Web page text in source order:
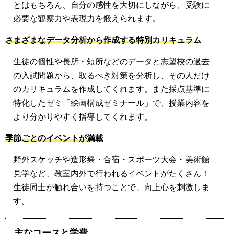
とはもちろん、自分の感性を大切にしながら、受験に
必要な観察力や表現力を鍛えられます。
さまざまなデータ分析から作成する特別カリキュラム
生徒の個性や長所・短所などのデータと志望校の過去
の入試問題から、取るべき対策を分析し、その人だけ
のカリキュラムを作成してくれます。また採点基準に
特化したゼミ「絵画構成ゼミナール」で、授業内容を
より分かりやすく指導してくれます。
季節ごとのイベントが満載
野外スケッチや造形祭・合宿・スポーツ大会・美術館
見学など、教室内外で行われるイベントがたくさん！
生徒同士が触れ合いを持つことで、向上心を刺激しま
す。